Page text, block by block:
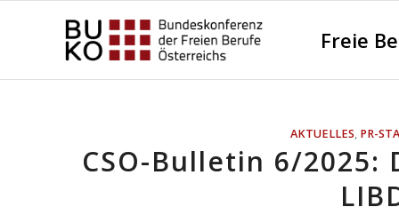
Freie
AKTUELLES, PR-
CSO-Bulletin 6/